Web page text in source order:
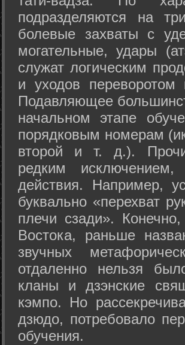
подразделяются на
болевые захваты с
могательные, удары
служат логическим
и уходов
Подавляющее
начальном этапе
порядковым номерам
второй и т. д.).
редким
действия. Например,
буквально «перехват
плечи сзади».
Востока, раньше
звучных
отдаленно нельзя
кланы и дзэнские
кэмпо. Но
дзюдо, потребовало
обучения.